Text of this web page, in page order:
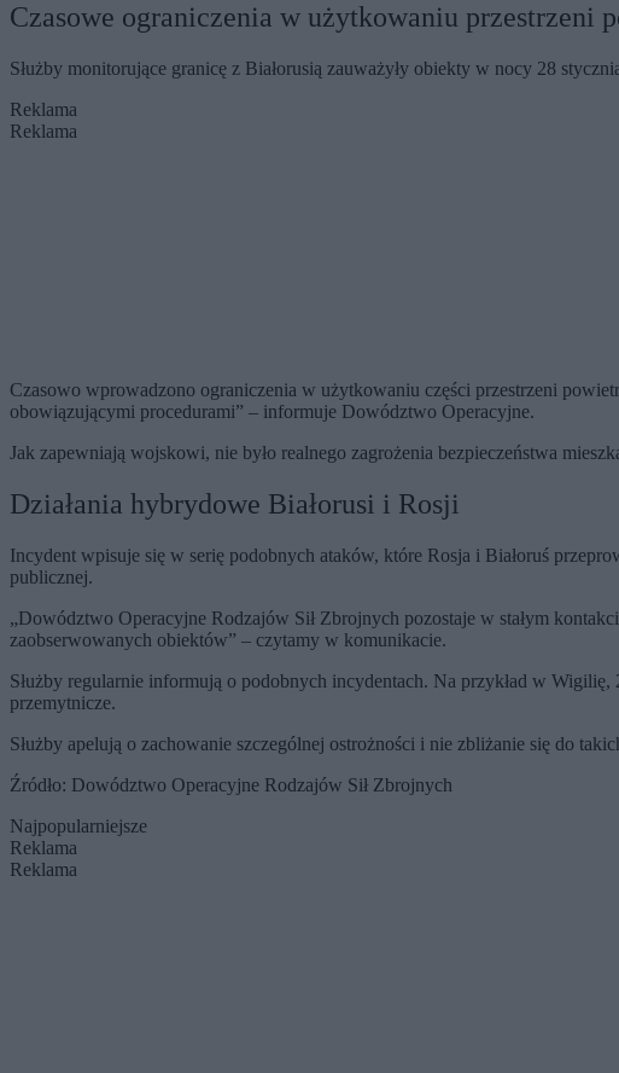
Czasowe ograniczenia w użytkowaniu przestrzeni
Służby monitorujące granicę z Białorusią zauważyły obiekty w nocy 28
Reklama
Reklama
Czasowo wprowadzono ograniczenia w użytkowaniu części przestrzeni
obowiązującymi procedurami” – informuje Dowództwo Operacyjne.
Jak zapewniają wojskowi, nie było realnego zagrożenia bezpieczeństwa
Działania hybrydowe Białorusi i Rosji
Incydent wpisuje się w serię podobnych ataków, które Rosja i Białoruś
publicznej.
„Dowództwo Operacyjne Rodzajów Sił Zbrojnych pozostaje w stałym
zaobserwowanych obiektów” – czytamy w komunikacie.
Służby regularnie informują o podobnych incydentach. Na przykład w
przemytnicze.
Służby apelują o zachowanie szczególnej ostrożności i nie zbliżanie się do
Źródło: Dowództwo Operacyjne Rodzajów Sił Zbrojnych
Najpopularniejsze
Reklama
Reklama